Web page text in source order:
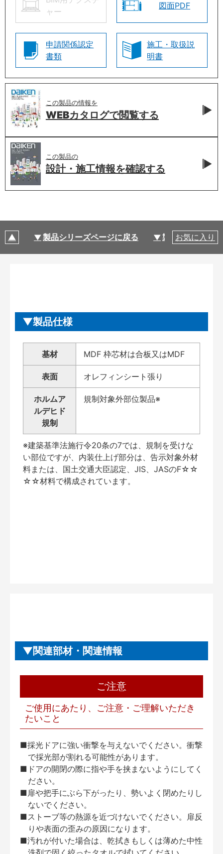
ャー
図面PDF
申請関係認定
書類
施工・取扱説
明書
この製品の情報を
WEBカタログで閲覧する
この製品の
設計・施工情報を確認する
製品シリーズページに戻る 製品仕様
お気に入り
製品仕様
基材 MDF 枠芯材は合板又はMDF
表面 オレフィンシート張り
ホルムア
ルデヒド
規制
規制対象外部位製品※
※建築基準法施行令20条の7では、規制を受けな
い部位ですが、内装仕上げ部分は、告示対象外材
料または、国土交通大臣認定、JIS、JASのF☆☆
☆☆材料で構成されています。
関連部材・関連情報
ご注意
ご使用にあたり、ご注意・ご理解いただき
たいこと
■採光ドアに強い衝撃を与えないでください。衝撃
で採光部が割れる可能性があります。
■ドアの開閉の際に指や手を挟まないようにしてく
ださい。
■扉や把手にぶら下がったり、勢いよく閉めたりし
ないでください。
■ストーブ等の熱源を近づけないでください。扉反
りや表面の歪みの原因になります。
■汚れが付いた場合は、乾拭きもしくは薄めた中性